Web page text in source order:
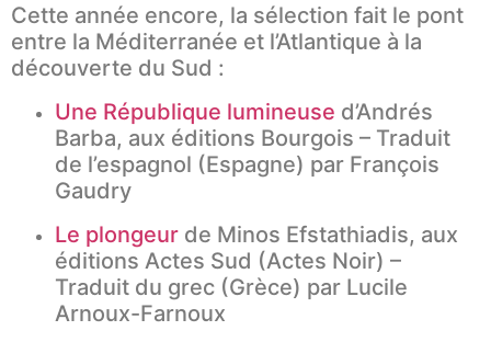
Cette année encore, la sélection fait le pont
entre la Méditerranée et l’Atlantique à la
découverte du Sud :
Une République lumineuse d’Andrés
Barba, aux éditions Bourgois – Traduit
de l’espagnol (Espagne) par François
Gaudry
Le plongeur de Minos Efstathiadis, aux
éditions Actes Sud (Actes Noir) –
Traduit du grec (Grèce) par Lucile
Arnoux-Farnoux